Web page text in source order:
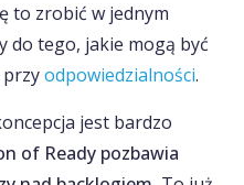
to zrobić w jednym
do tego, jakie mogą być
odpowiedzialności.
jest bardzo
of Ready pozbawia